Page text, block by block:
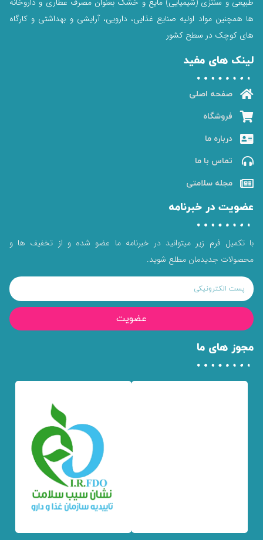
ها همچنین مواد اولیه صنایع غذایی، دارویی، آرایشی و بهداشتی و کارگاه
های کوچک در سطح کشور
لینک های مفید
صفحه اصلی
فروشگاه
درباره ما
تماس با ما
مجله سلامتی
عضویت در خبرنامه
با تکمیل فرم زیر میتوانید در خبرنامه ما عضو شده و از تخفیف ها و
محصولات جدیدمان مطلع شوید.
عضویت
مجوز های ما